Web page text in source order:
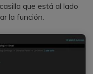
casilla que está al lado
la función.